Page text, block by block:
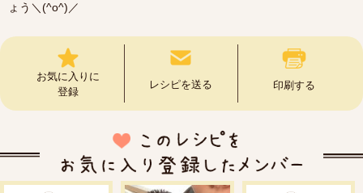
ょう＼(^o^)／
お気に入りに
登録
レシピを送る 印刷する